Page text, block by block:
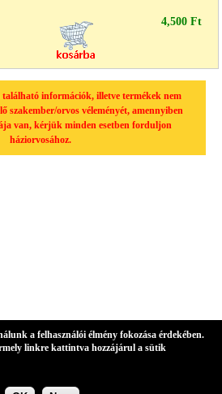
4,500 Ft
információk, illetve termékek nem
szakember/orvos véleményét, amennyiben
van, kérjük minden esetben forduljon
háziorvosához.
a felhasználói élmény fokozása érdekében.
linkre kattintva hozzájárul a sütik